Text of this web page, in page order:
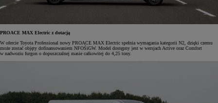
PROACE MAX Electric z dotacją
W ofercie Toyota Professional nowy PROACE MAX Electric spełnia wymagania kategorii N2, dzięki czemu
może zostać objęty dofinansowaniem NFOŚiGW. Model dostępny jest w wersjach Active oraz Comfort
w nadwoziu furgon o dopuszczalnej masie całkowitej do 4,25 tony.